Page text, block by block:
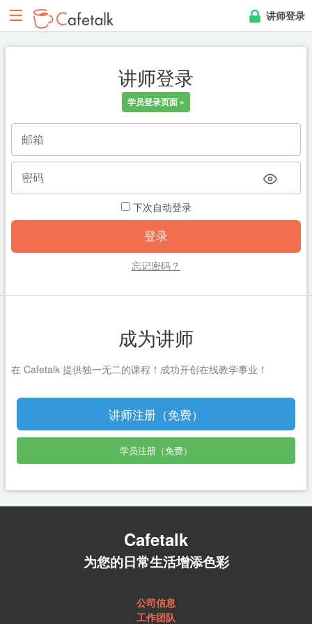
讲师登录
讲师登录
学员登录页面 »
下次自动登录
忘记密码？
成为讲师
在 Cafetalk 提供独一无二的课程！成功开创在线教学事业！
讲师注册（免费）
学员注册（免费）
Cafetalk
为您的日常生活增添色彩
公司信息
工作团队